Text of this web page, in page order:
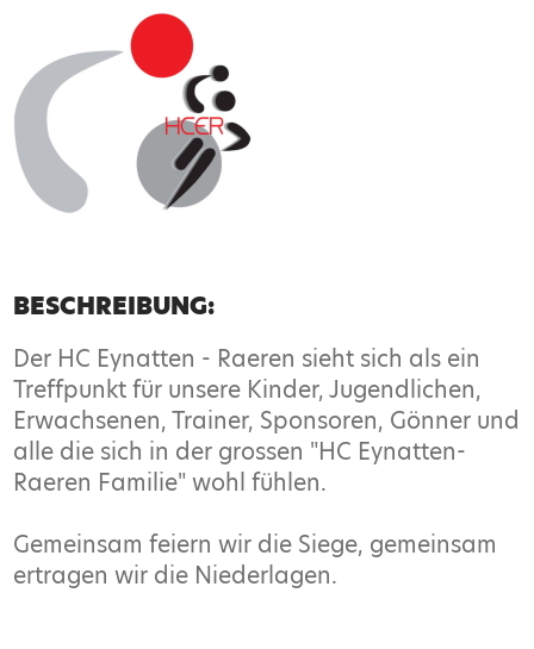
BESCHREIBUNG:
Der HC Eynatten - Raeren sieht sich als ein
Treffpunkt für unsere Kinder, Jugendlichen,
Erwachsenen, Trainer, Sponsoren, Gönner und
alle die sich in der grossen "HC Eynatten-
Raeren Familie" wohl fühlen.
Gemeinsam feiern wir die Siege, gemeinsam
ertragen wir die Niederlagen.